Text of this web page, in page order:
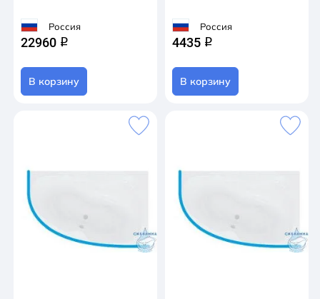
Россия
22960 q
В корзину
Россия
4435 q
В корзину